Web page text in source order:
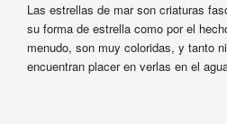
Las estrellas de mar son criaturas
su forma de estrella como por el
menudo, son muy coloridas, y tanto
encuentran placer en verlas en el